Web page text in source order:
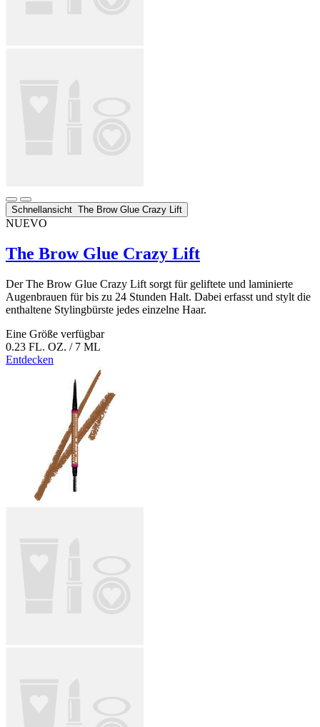
Schnellansicht The Brow Glue Crazy Lift
NUEVO
The Brow Glue Crazy Lift
Der The Brow Glue Crazy Lift sorgt für geliftete und laminierte
Augenbrauen für bis zu 24 Stunden Halt. Dabei erfasst und stylt die
enthaltene Stylingbürste jedes einzelne Haar.
Eine Größe verfügbar
0.23 FL. OZ. / 7 ML
Entdecken